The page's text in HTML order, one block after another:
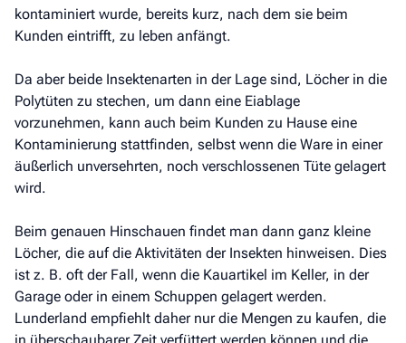
kontaminiert wurde, bereits kurz, nach dem sie beim
Kunden eintrifft, zu leben anfängt.
Da aber beide Insektenarten in der Lage sind, Löcher in die
Polytüten zu stechen, um dann eine Eiablage
vorzunehmen, kann auch beim Kunden zu Hause eine
Kontaminierung stattfinden, selbst wenn die Ware in einer
äußerlich unversehrten, noch verschlossenen Tüte gelagert
wird.
Beim genauen Hinschauen findet man dann ganz kleine
Löcher, die auf die Aktivitäten der Insekten hinweisen. Dies
ist z. B. oft der Fall, wenn die Kauartikel im Keller, in der
Garage oder in einem Schuppen gelagert werden.
Lunderland empfiehlt daher nur die Mengen zu kaufen, die